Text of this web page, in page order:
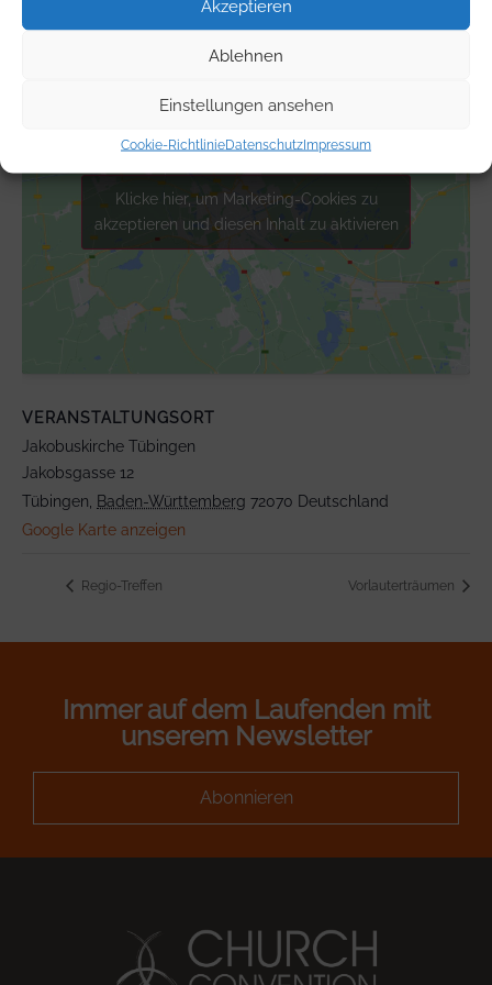
Akzeptieren
Ablehnen
Einstellungen ansehen
Cookie-RichtlinieDatenschutzImpressum
VERANSTALTUNGSORT
Jakobuskirche Tübingen
Jakobsgasse 12
Tübingen
Baden-Württemberg 72070 Deutschland
Google Karte anzeigen
Klicke hier, um Marketing-Cookies zu
akzeptieren und diesen Inhalt zu aktivieren
Regio-Treffen Vorlauterträumen
Immer auf dem Laufenden mit
unserem Newsletter
Abonnieren